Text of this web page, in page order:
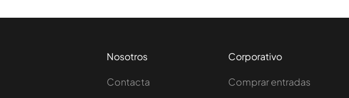
Nosotros
Contacta
Corporativo
Comprar entradas